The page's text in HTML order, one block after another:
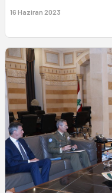
16 Haziran 2023